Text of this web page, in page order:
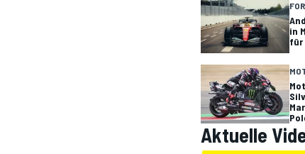
in
für
Aktuelle